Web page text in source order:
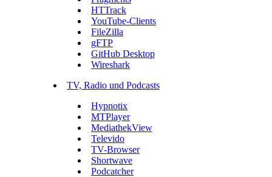
HTTrack
YouTube-Clients
FileZilla
gFTP
GitHub Desktop
Wireshark
TV, Radio und Podcasts
Hypnotix
MTPlayer
MediathekView
Televido
TV-Browser
Shortwave
Podcatcher